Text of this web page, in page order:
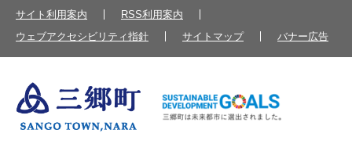
サイト利用案内
RSS利用案内
ウェブアクセシビリティ指針
サイトマップ バナー広告